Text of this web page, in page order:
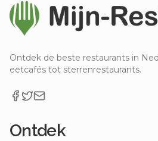
Ontdek de beste restaurants in
eetcafés tot sterrenrestaurants.
Ontdek